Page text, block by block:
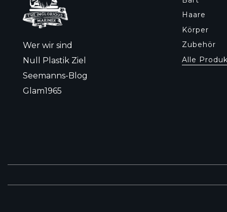
Wer wir sind
Null Plastik Ziel
Seemanns-Blog
Glam1965
Haare
Körper
Zubehör
Alle